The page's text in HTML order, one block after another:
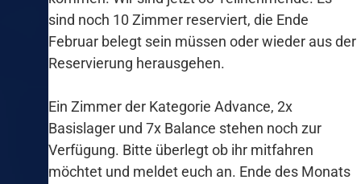
sind noch 10 Zimmer reserviert, die Ende
Februar belegt sein müssen oder wieder aus der
Reservierung herausgehen.
Ein Zimmer der Kategorie Advance, 2x
Basislager und 7x Balance stehen noch zur
Verfügung. Bitte überlegt ob ihr mitfahren
möchtet und meldet euch an. Ende des Monats